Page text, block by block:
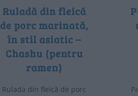
Ruladă din fleică
de porc marinată,
în stil asiatic –
Chashu (pentru
ramen)
Rulada din fleică de porc